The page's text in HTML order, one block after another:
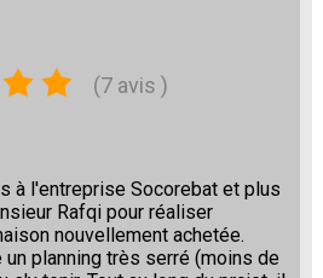
(7 avis )
à l'entreprise Socorebat et plus
Rafqi pour réaliser
nouvellement achetée.
un planning très serré (moins de